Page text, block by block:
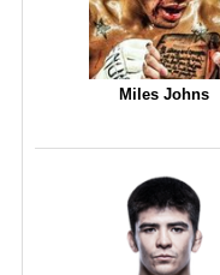
Miles Johns